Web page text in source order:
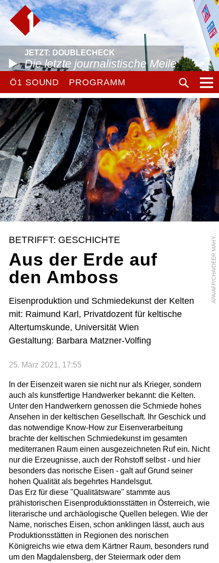
JETZT: DOUBLECHECK
Die letzte journalistische Meile
Ö1 SOUND PROGRAMM
A
P
A
/
A
F
P
/
C
H
A
I
D
E
E
R
M
A
H
Y
U
D
D
I
N
BETRIFFT: GESCHICHTE
Aus der Erde auf
den Amboss
Eisenproduktion und Schmiedekunst der Kelten
mit: Raimund Karl, Privatdozent für keltische
Altertumskunde, Universität Wien
Gestaltung: Barbara Matzner-Volfing
25. März 2021, 17:55
In der Eisenzeit waren sie nicht nur als Krieger, sondern
auch als kunstfertige Handwerker bekannt: die Kelten.
Unter den Handwerkern genossen die Schmiede hohes
Ansehen in der keltischen Gesellschaft. Ihr Geschick und
das notwendige Know-How zur Eisenverarbeitung
brachte der keltischen Schmiedekunst im gesamten
mediterranen Raum einen ausgezeichneten Ruf ein. Nicht
nur die Erzeugnisse, auch der Rohstoff selbst - und hier
besonders das norische Eisen - galt auf Grund seiner
hohen Qualität als begehrtes Handelsgut.
Das Erz für diese "Qualitätsware" stammte aus
prähistorischen Eisenproduktionsstätten in Österreich, wie
literarische und archäologische Quellen belegen. Wie der
Name, norisches Eisen, schon anklingen lässt, auch aus
Produktionsstätten in Regionen des norischen
Königreichs wie etwa dem Kärtner Raum, besonders rund
um den Magdalensberg, der Steiermark oder dem